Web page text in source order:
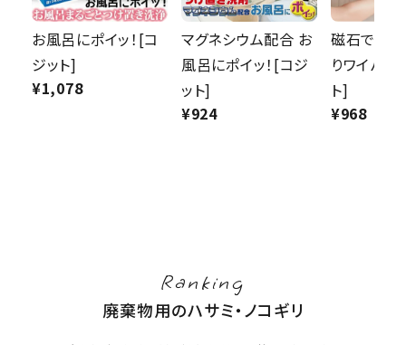
お風呂にポイッ！[コ
ジット]
¥1,078
マグネシウム配合 お
風呂にポイッ！[コジ
ット]
¥924
磁石でピ
りワイパ
ト]
¥968
Ranking
廃棄物用のハサミ・ノコギリ